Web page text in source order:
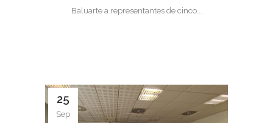
Baluarte a representantes de cinco...
25
Sep